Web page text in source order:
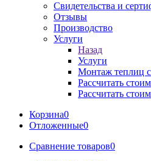
Свидетельства и
Отзывы
Производство
Услуги
Назад
Услуги
Монтаж теплиц
Рассчитать
Рассчитать
Корзина0
Отложенные0
Сравнение товаров0